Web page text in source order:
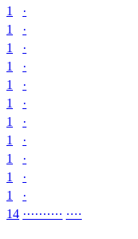
1
·
1
·
1
·
1
·
1
·
1
·
1
·
1
·
1
·
1
·
1
·
14 ·········· ····